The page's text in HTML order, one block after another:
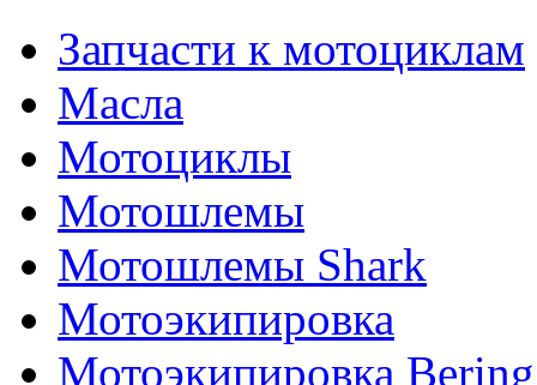
Запчасти к мотоциклам
Масла
Мотоциклы
Мотошлемы
Мотошлемы Shark
Мотоэкипировка
Мотоэкипировка Bering